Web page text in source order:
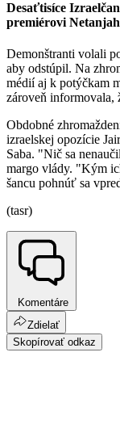
Desaťtisíce
premiérovi
Demonštranti volali
aby odstúpil. Na
médií aj k potýčkam
zároveň informovala,
Obdobné
izraelskej opozície
Saba. "Nič sa
margo vlády. "Kým
šancu pohnúť sa
(tasr)
Komentáre
Zdielať
Skopírovať odkaz